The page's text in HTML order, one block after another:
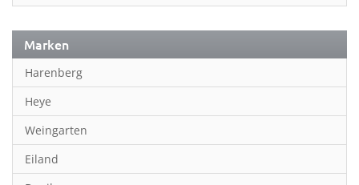
Marken
Harenberg
Heye
Weingarten
Eiland